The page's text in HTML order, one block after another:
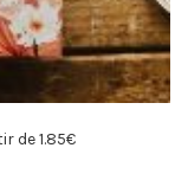
de 1.85€